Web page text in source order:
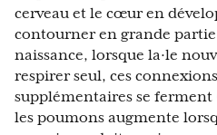
cerveau et le cœur en
contourner en grande
naissance, lorsque la·le
respirer seul, ces
supplémentaires se ferment
les poumons augmente